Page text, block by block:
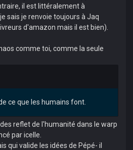
il est littéralement à
sais je renvoie toujours à Jaq
d'amazon mais il est bien).
comme toi, comme la seule
ce que les humains font.
reflet de l'humanité dans le warp
par icelle.
qui valide les idées de Pépé- il